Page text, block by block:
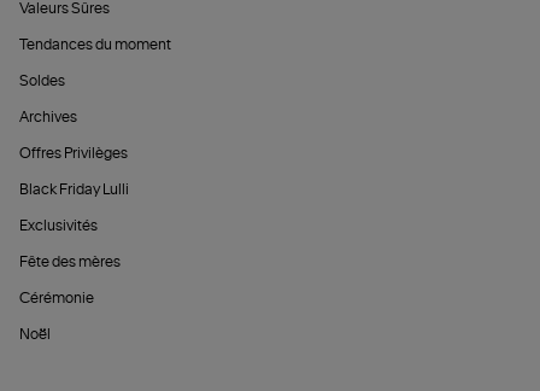
Valeurs Sûres
Tendances du moment
Soldes
Archives
Offres Privilèges
Black Friday Lulli
Exclusivités
Fête des mères
Cérémonie
Noël